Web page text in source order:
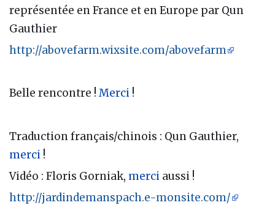
représentée en France et en Europe par Qun
Gauthier
http://abovefarm.wixsite.com/abovefarm
Belle rencontre ! Merci !
Traduction français/chinois : Qun Gauthier,
merci !
Vidéo : Floris Gorniak, merci aussi !
http://jardindemanspach.e-monsite.com/